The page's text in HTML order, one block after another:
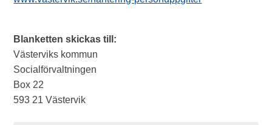
Blanketten skickastill:
Västerviks kommun
Socialförvaltningen
Box 22
593 21 Västervik